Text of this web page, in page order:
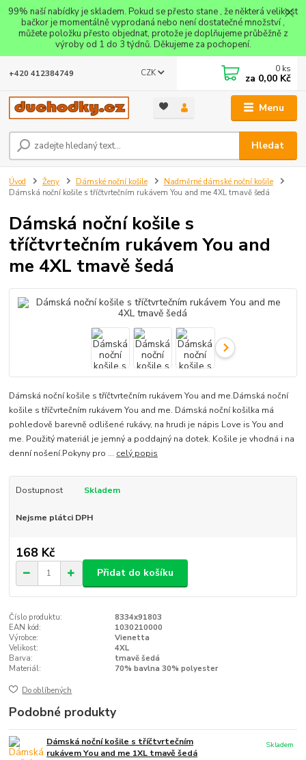
99% naší nabídky je skladem. Pokud se přesto stane , že některá velikost
bačkor je momentálně vyprodaná nebo není dostatečné množství ,
můžete položku přesto objednat, protože je doplňujeme průběžně z
výroby od 1 do 3 týdnů. Děkujeme za pochopení.
Menu
CZK
Hledat
+420 412384749 0 ks
za 0,00 Kč
Úvod Ženy Dámské noční košile
Nadměrné dámské noční košile
Dámská noční košile s tříčtvrtečním rukávem You and me 4XL tmavě šedá
Dámská noční košile s
tříčtvrtečním rukávem You and
me 4XL tmavě šedá
Dámská noční košile s tříčtvrtečním rukávem You and me.Dámská noční
košile s tříčvrtečním rukávem You and me. Dámská noční košilka má
pohledově barevně odlišené rukávy, na hrudi je nápis Love is You and
me. Použitý materiál je jemný a poddajný na dotek. Košile je vhodná i na
denní nošení.Pokyny pro ... celý popis
Dostupnost Skladem
Nejsme plátci DPH
168 Kč
Přidat do košíku
Číslo produktu:
8334x91803
EAN kód:
1030210000
Výrobce:
Vienetta
Velikost:
4XL
Barva:
tmavě šedá
Materiál:
70% bavlna 30% polyester
Do oblíbených
Podobné produkty
Dámská noční košile s tříčtvrtečním
rukávem You and me 1XL tmavě šedá
Skladem